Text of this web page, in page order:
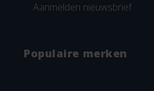
Aanmelden nieuwsbrief
Populaire merken